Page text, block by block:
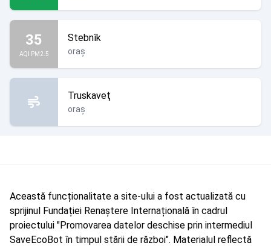
35
AQI PM2.5
Stebnîk
oraș
Truskaveţ
oraș
Această funcționalitate a site-ului a fost actualizată cu
sprijinul Fundației Renaștere Internațională în cadrul
proiectului "Promovarea datelor deschise prin intermediul
SaveEcoBot în timpul stării de război". Materialul reflectă